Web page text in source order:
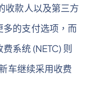
收款人以及第三方
的支付选项，而
系统 (NETC) 则
车继续采用收费